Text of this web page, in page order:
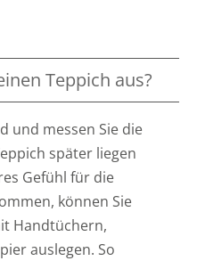
Teppich aus?
und messen Sie die
später liegen
Gefühl für die
können Sie
Handtüchern,
auslegen. So